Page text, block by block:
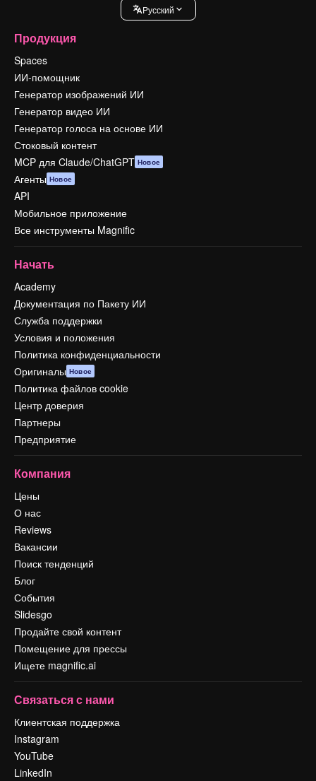
Pусский
Продукция
Spaces
ИИ-помощник
Генератор изображений ИИ
Генератор видео ИИ
Генератор голоса на основе ИИ
Стоковый контент
MCP для Claude/ChatGPT Новое
Агенты Новое
API
Мобильное приложение
Все инструменты Magnific
Начать
Academy
Документация по Пакету ИИ
Служба поддержки
Условия и положения
Политика конфиденциальности
Оригиналы Новое
Политика файлов cookie
Центр доверия
Партнеры
Предприятие
Компания
Цены
О нас
Reviews
Вакансии
Поиск тенденций
Блог
События
Slidesgo
Продайте свой контент
Помещение для прессы
Ищете magnific.ai
Связаться с нами
Клиентская поддержка
Instagram
YouTube
LinkedIn